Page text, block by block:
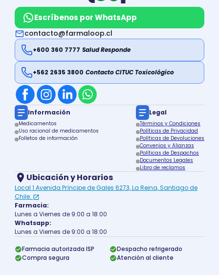
Escríbenos por WhatsApp
contacto@farmaloop.cl
+600 360 7777 Salud Responde
+562 2635 3800 Contacto CITUC Toxicológico
Información
Medicamentos
Uso racional de medicamentos
Folletos de información
Legal
Términos y Condiciones
Políticas de Privacidad
Políticas de Devoluciones
Convenios y Alianzas
Políticas de Despachos
Documentos Legales
Libro de reclamos
Ubicación y Horarios
Local 1 Avenida Príncipe de Gales 6273, La Reina, Santiago de
Chile.
Farmacia:
Lunes a Viernes de 9:00 a 18:00
Whatsapp:
Lunes a Viernes de 9:00 a 18:00
Farmacia autorizada ISP
Despacho refrigerado
Compra segura
Atención al cliente